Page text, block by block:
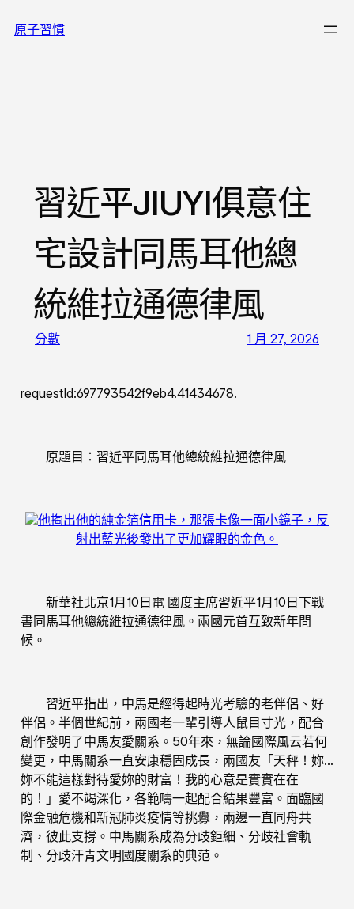
至原子習慣
習近平JIUYI俱意住
宅設計同馬耳他總
統維拉通德律風
分數 1 月 27, 2026
requestId:697793542f9eb4.41434678.
原題目：習近平同馬耳他總統維拉通德律風
他掏出他的純金箔信用卡，那張卡像一面小鏡子，反
射出藍光後發出了更加耀眼的金色。
新華社北京1月10日電 國度主席習近平1月10日下戰
書同馬耳他總統維拉通德律風。兩國元首互致新年問
候。
習近平指出，中馬是經得起時光考驗的老伴侶、好
伴侶。半個世紀前，兩國老一輩引導人鼠目寸光，配合
創作發明了中馬友愛關系。50年來，無論國際風云若何
變更，中馬關系一直安康穩固成長，兩國友「天秤！妳…
妳不能這樣對待愛妳的財富！我的心意是實實在在
的！」愛不竭深化，各範疇一起配合結果豐富。面臨國
際金融危機和新冠肺炎疫情等挑釁，兩邊一直同舟共
濟，彼此支撐。中馬關系成為分歧鉅細、分歧社會軌
制、分歧汗青文明國度關系的典范。